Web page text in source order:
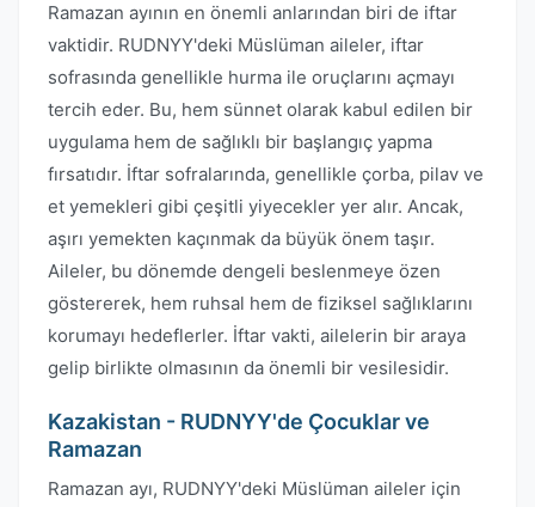
Ramazan ayının en önemli anlarından biri de iftar
vaktidir. RUDNYY'deki Müslüman aileler, iftar
sofrasında genellikle hurma ile oruçlarını açmayı
tercih eder. Bu, hem sünnet olarak kabul edilen bir
uygulama hem de sağlıklı bir başlangıç yapma
fırsatıdır. İftar sofralarında, genellikle çorba, pilav ve
et yemekleri gibi çeşitli yiyecekler yer alır. Ancak,
aşırı yemekten kaçınmak da büyük önem taşır.
Aileler, bu dönemde dengeli beslenmeye özen
göstererek, hem ruhsal hem de fiziksel sağlıklarını
korumayı hedeflerler. İftar vakti, ailelerin bir araya
gelip birlikte olmasının da önemli bir vesilesidir.
Kazakistan - RUDNYY'de Çocuklar ve
Ramazan
Ramazan ayı, RUDNYY'deki Müslüman aileler için